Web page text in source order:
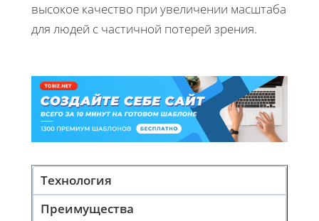
высокое качество при увеличении масштаба
для людей с частичной потерей зрения.
Технология
Преимущества